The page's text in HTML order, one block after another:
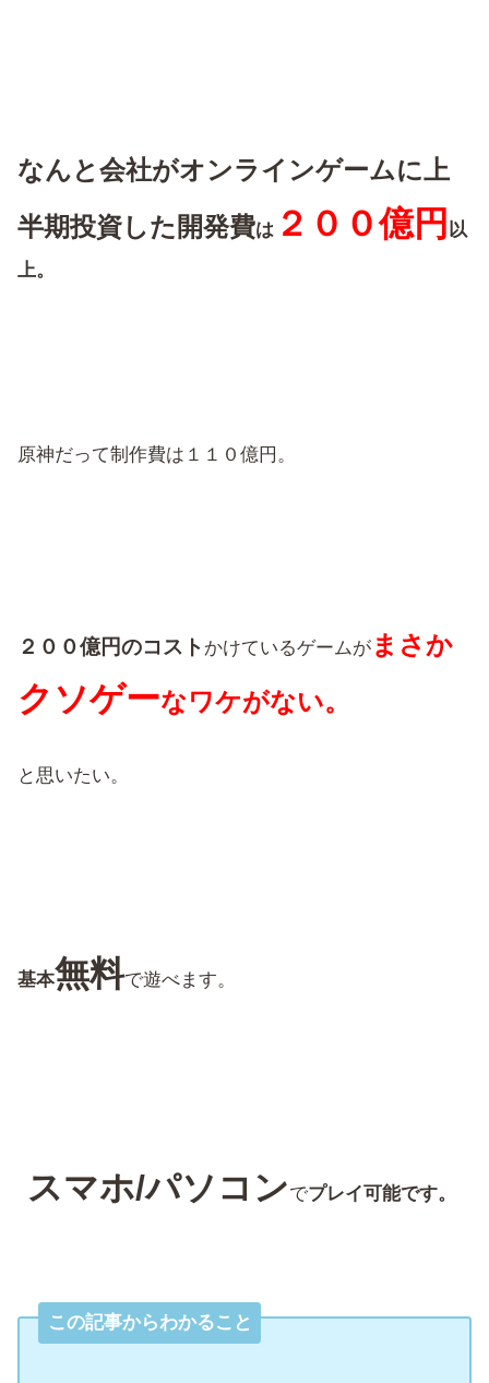
なんと会社がオンラインゲームに上
半期投資した開発費は ２００億円 以
上。
原神だって制作費は１１０億円。
２００億円のコスト かけているゲームが まさか
クソゲーなワケがない。
と思いたい。
基本無料で遊べます。
スマホ/パソコンでプレイ可能です。
この記事からわかること